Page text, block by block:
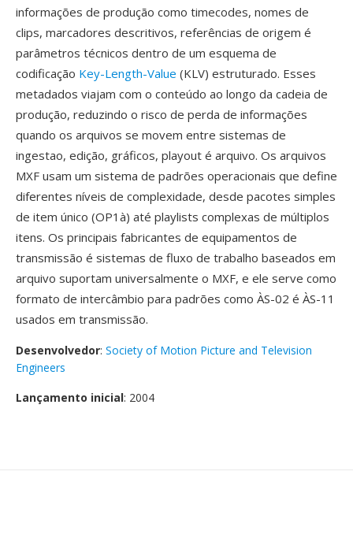
informações de produção como timecodes, nomes de
clips, marcadores descritivos, referências de origem é
parâmetros técnicos dentro de um esquema de
codificação Key-Length-Value (KLV) estruturado. Esses
metadados viajam com o conteúdo ao longo da cadeia de
produção, reduzindo o risco de perda de informações
quando os arquivos se movem entre sistemas de
ingestao, edição, gráficos, playout é arquivo. Os arquivos
MXF usam um sistema de padrões operacionais que define
diferentes níveis de complexidade, desde pacotes simples
de item único (OP1à) até playlists complexas de múltiplos
itens. Os principais fabricantes de equipamentos de
transmissão é sistemas de fluxo de trabalho baseados em
arquivo suportam universalmente o MXF, e ele serve como
formato de intercâmbio para padrões como ÀS-02 é ÀS-11
usados em transmissão.
Desenvolvedor: Society of Motion Picture and Television
Engineers
Lançamento inicial: 2004